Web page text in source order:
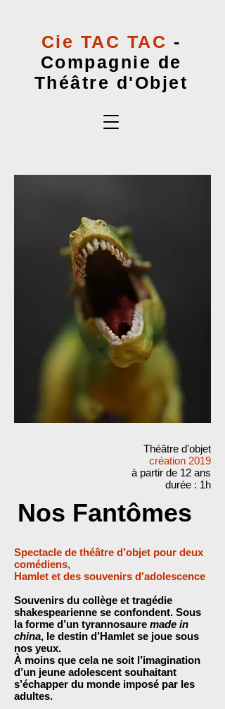
Cie TAC TAC -
Compagnie de
Théâtre d'Objet
Théâtre d'objet
création 2019
à partir de 12 ans
durée : 1h
Nos Fantômes
Spectacle de théâtre d’objet pour deux
comédiens,
Hamlet et des souvenirs d'adolescence
Souvenirs du collège et tragédie
shakespearienne se confondent. Sous
la forme d’un tyrannosaure made in
china, le destin d’Hamlet se joue sous
nos yeux.
À moins que cela ne soit l’imagination
d’un jeune adolescent souhaitant
s’échapper du monde imposé par les
adultes.